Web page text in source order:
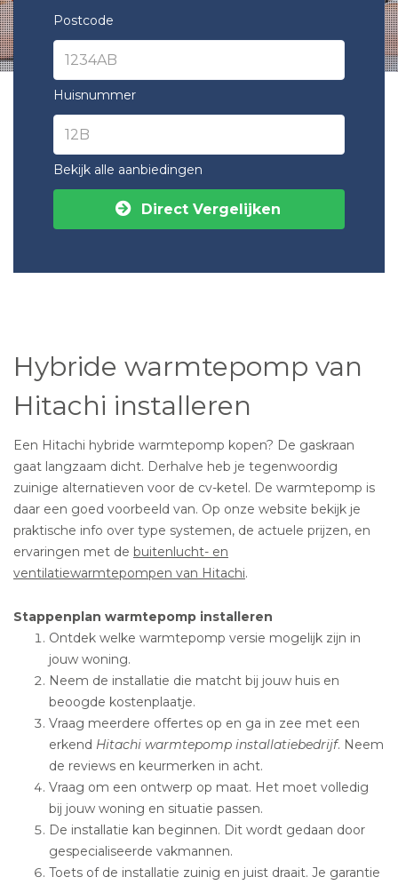
Postcode
Huisnummer
Bekijk alle aanbiedingen
Direct Vergelijken
Hybride warmtepomp van
Hitachi installeren
Een Hitachi hybride warmtepomp kopen? De gaskraan
gaat langzaam dicht. Derhalve heb je tegenwoordig
zuinige alternatieven voor de cv-ketel. De warmtepomp is
daar een goed voorbeeld van. Op onze website bekijk je
praktische info over type systemen, de actuele prijzen, en
ervaringen met de buitenlucht- en
ventilatiewarmtepompen van Hitachi.
Stappenplan warmtepomp installeren
Ontdek welke warmtepomp versie mogelijk zijn in
jouw woning.
Neem de installatie die matcht bij jouw huis en
beoogde kostenplaatje.
Vraag meerdere offertes op en ga in zee met een
erkend Hitachi warmtepomp installatiebedrijf. Neem
de reviews en keurmerken in acht.
Vraag om een ontwerp op maat. Het moet volledig
bij jouw woning en situatie passen.
De installatie kan beginnen. Dit wordt gedaan door
gespecialiseerde vakmannen.
Toets of de installatie zuinig en juist draait. Je garantie